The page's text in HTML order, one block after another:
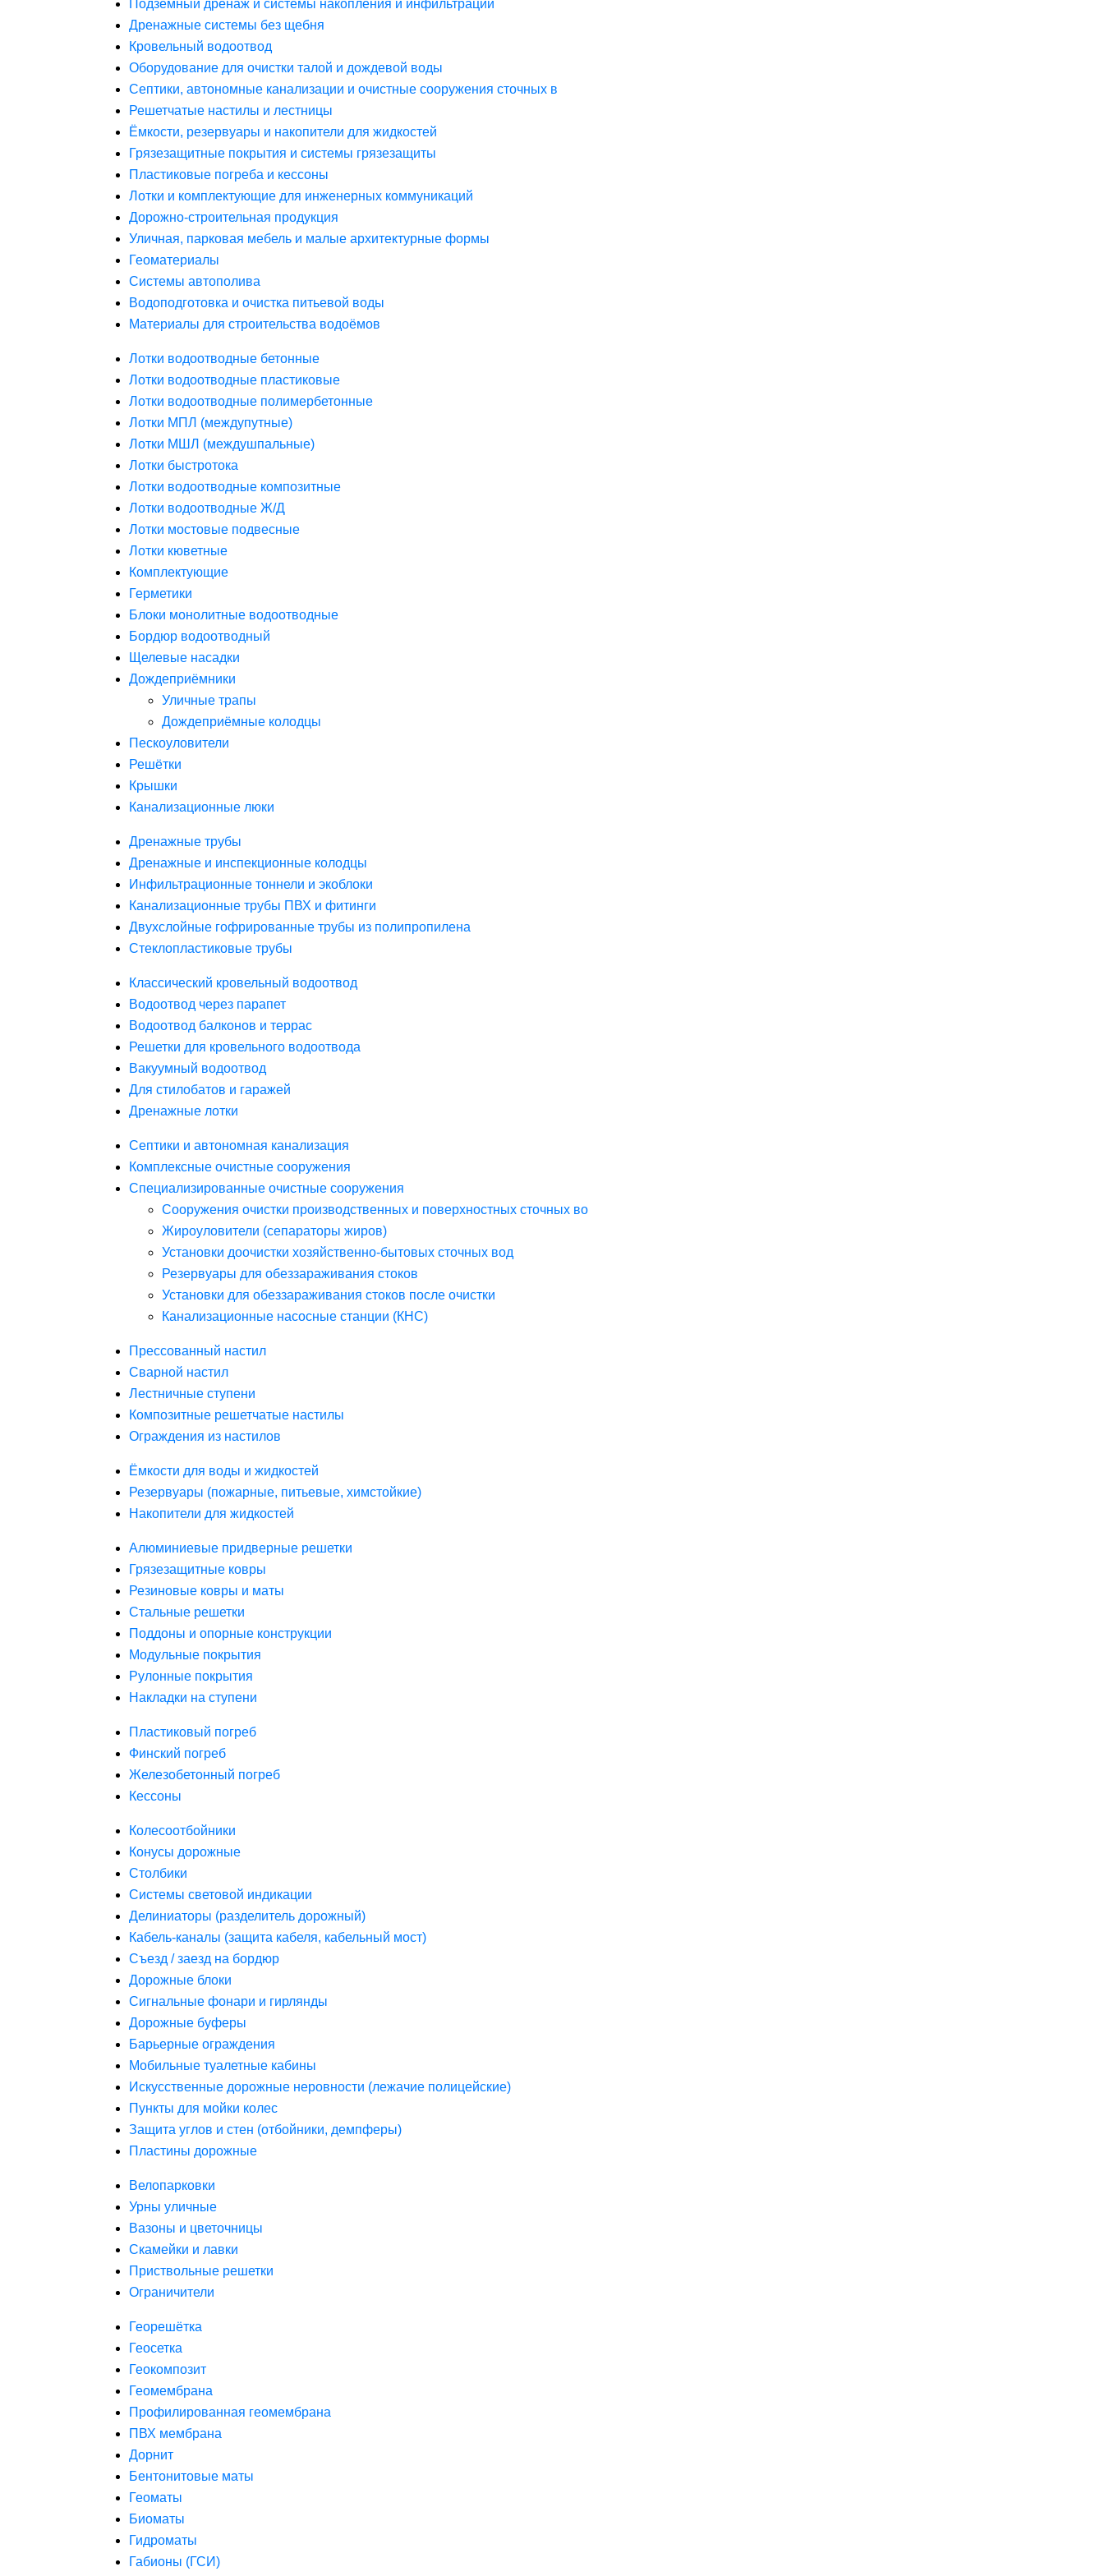
Подземный дренаж и системы накопления и инфильтрации
Дренажные системы без щебня
Кровельный водоотвод
Оборудование для очистки талой и дождевой воды
Септики, автономные канализации и очистные сооружения сточных в
Решетчатые настилы и лестницы
Ёмкости, резервуары и накопители для жидкостей
Грязезащитные покрытия и системы грязезащиты
Пластиковые погреба и кессоны
Лотки и комплектующие для инженерных коммуникаций
Дорожно-строительная продукция
Уличная, парковая мебель и малые архитектурные формы
Геоматериалы
Системы автополива
Водоподготовка и очистка питьевой воды
Материалы для строительства водоёмов
Лотки водоотводные бетонные
Лотки водоотводные пластиковые
Лотки водоотводные полимербетонные
Лотки МПЛ (междупутные)
Лотки МШЛ (междушпальные)
Лотки быстротока
Лотки водоотводные композитные
Лотки водоотводные Ж/Д
Лотки мостовые подвесные
Лотки кюветные
Комплектующие
Герметики
Блоки монолитные водоотводные
Бордюр водоотводный
Щелевые насадки
Дождеприёмники
Уличные трапы
Дождеприёмные колодцы
Пескоуловители
Решётки
Крышки
Канализационные люки
Дренажные трубы
Дренажные и инспекционные колодцы
Инфильтрационные тоннели и экоблоки
Канализационные трубы ПВХ и фитинги
Двухслойные гофрированные трубы из полипропилена
Стеклопластиковые трубы
Классический кровельный водоотвод
Водоотвод через парапет
Водоотвод балконов и террас
Решетки для кровельного водоотвода
Вакуумный водоотвод
Для стилобатов и гаражей
Дренажные лотки
Септики и автономная канализация
Комплексные очистные сооружения
Специализированные очистные сооружения
Сооружения очистки производственных и поверхностных сточных во
Жироуловители (сепараторы жиров)
Установки доочистки хозяйственно-бытовых сточных вод
Резервуары для обеззараживания стоков
Установки для обеззараживания стоков после очистки
Канализационные насосные станции (КНС)
Прессованный настил
Сварной настил
Лестничные ступени
Композитные решетчатые настилы
Ограждения из настилов
Ёмкости для воды и жидкостей
Резервуары (пожарные, питьевые, химстойкие)
Накопители для жидкостей
Алюминиевые придверные решетки
Грязезащитные ковры
Резиновые ковры и маты
Стальные решетки
Поддоны и опорные конструкции
Модульные покрытия
Рулонные покрытия
Накладки на ступени
Пластиковый погреб
Финский погреб
Железобетонный погреб
Кессоны
Колесоотбойники
Конусы дорожные
Столбики
Системы световой индикации
Делиниаторы (разделитель дорожный)
Кабель-каналы (защита кабеля, кабельный мост)
Съезд / заезд на бордюр
Дорожные блоки
Сигнальные фонари и гирлянды
Дорожные буферы
Барьерные ограждения
Мобильные туалетные кабины
Искусственные дорожные неровности (лежачие полицейские)
Пункты для мойки колес
Защита углов и стен (отбойники, демпферы)
Пластины дорожные
Велопарковки
Урны уличные
Вазоны и цветочницы
Скамейки и лавки
Приствольные решетки
Ограничители
Георешётка
Геосетка
Геокомпозит
Геомембрана
Профилированная геомембрана
ПВХ мембрана
Дорнит
Бентонитовые маты
Геоматы
Биоматы
Гидроматы
Габионы (ГСИ)